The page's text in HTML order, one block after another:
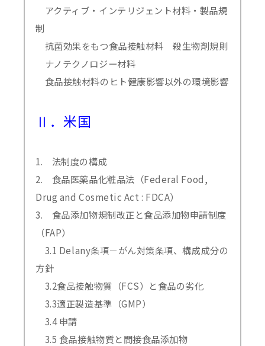
アクティブ・インテリジェント材料・製品規
制
抗菌効果をもつ食品接触材料 殺生物剤規則
ナノテクノロジー材料
食品接触材料のヒト健康影響以外の環境影響
Ⅱ．米国
1. 法制度の構成
2. 食品医薬品化粧品法（Federal Food,
Drug and Cosmetic Act : FDCA）
3. 食品添加物規制改正と食品添加物申請制度
（FAP）
3.1 Delany条項－がん対策条項、構成成分の
方針
3.2食品接触物質（FCS）と食品の劣化
3.3適正製造基準（GMP）
3.4 申請
3.5 食品接触物質と間接食品添加物